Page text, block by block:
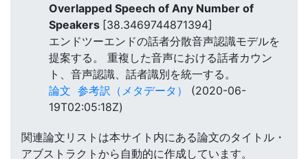
Overlapped Speech of Any Number of
Speakers [38.3469744871394]
エンドツーエンドの話者分散音声認識モデルを
提案する。 重複した音声における話者カウン
ト、音声認識、話者識別を統一する。
論文 参考訳（メタデータ）
(2020-06-
19T02:05:18Z)
関連論文リストは本サイト内にある論文のタイトル・
アブストラクトから自動的に作成しています。